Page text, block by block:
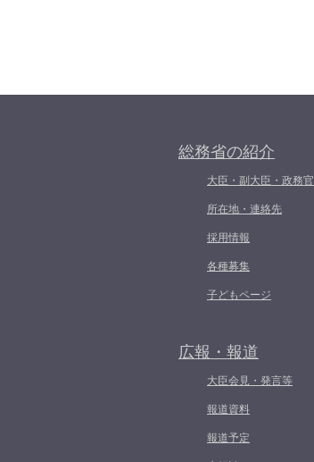
総務省の紹介
大臣・副大臣・政務官
所在地・連絡先
採用情報
各種募集
子どもページ
広報・報道
大臣会見・発言等
報道資料
報道予定